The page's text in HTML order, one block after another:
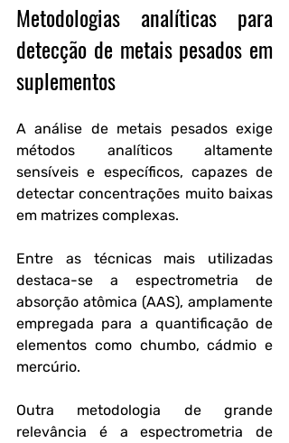
Metodologias analíticas para
detecção de metais pesados em
suplementos
A análise de metais pesados exige
métodos analíticos altamente
sensíveis e específicos, capazes de
detectar concentrações muito baixas
em matrizes complexas.
Entre as técnicas mais utilizadas
destaca-se a espectrometria de
absorção atômica (AAS), amplamente
empregada para a quantificação de
elementos como chumbo, cádmio e
mercúrio.
Outra metodologia de grande
relevância é a espectrometria de